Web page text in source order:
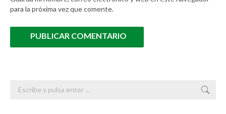
para la próxima vez que comente.
PUBLICAR COMENTARIO
Buscar: